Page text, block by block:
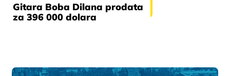
Gitara Boba Dilana prodata
za 396 000 dolara